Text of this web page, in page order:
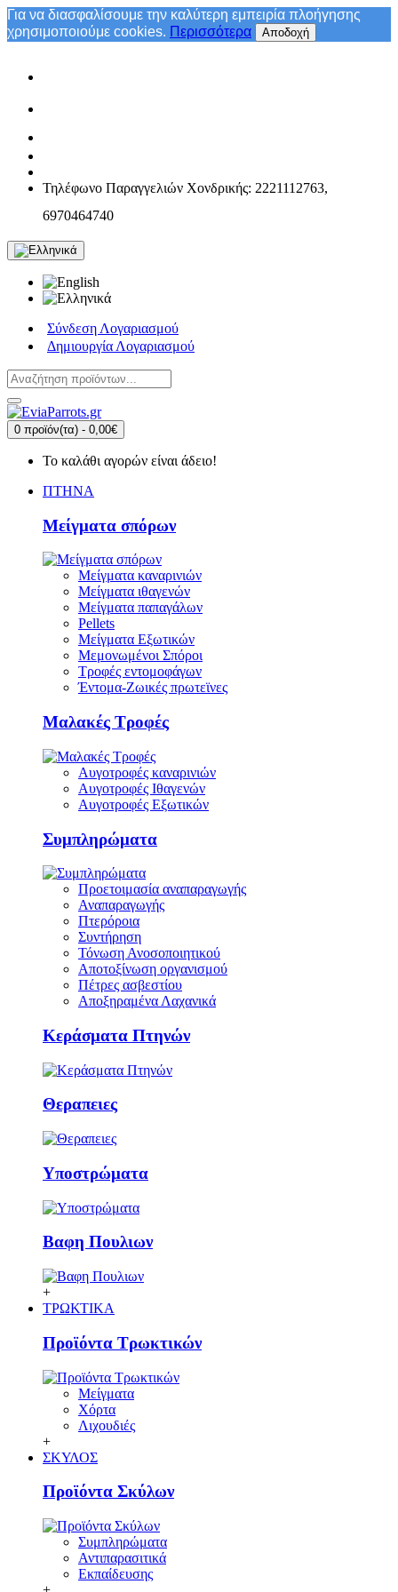
Για να διασφαλίσουμε την καλύτερη εμπειρία πλοήγησης
χρησιμοποιούμε cookies. Περισσότερα Αποδοχή
Τηλέφωνο Παραγγελιών Χονδρικής: 2221112763,
6970464740
Σύνδεση Λογαριασμού
Δημιουργία Λογαριασμού
0 προϊόν(τα) - 0,00€
Το καλάθι αγορών είναι άδειο!
ΠΤΗΝΑ
Μείγματα σπόρων
Μείγματα καναρινιών
Μείγματα ιθαγενών
Μείγματα παπαγάλων
Pellets
Μείγματα Εξωτικών
Μεμονωμένοι Σπόροι
Τροφές εντομοφάγων
Έντομα-Ζωικές πρωτεϊνες
Μαλακές Τροφές
Αυγοτροφές καναρινιών
Αυγοτροφές Ιθαγενών
Αυγοτροφές Εξωτικών
Συμπληρώματα
Προετοιμασία αναπαραγωγής
Αναπαραγωγής
Πτερόροια
Συντήρηση
Τόνωση Ανοσοποιητικού
Αποτοξίνωση οργανισμού
Πέτρες ασβεστίου
Αποξηραμένα Λαχανικά
Κεράσματα Πτηνών
Θεραπειες
Υποστρώματα
Βαφη Πουλιων
+
ΤΡΩΚΤΙΚΑ
Προϊόντα Τρωκτικών
Μείγματα
Χόρτα
Λιχουδιές
+
ΣΚΥΛΟΣ
Προϊόντα Σκύλων
Συμπληρώματα
Αντιπαρασιτικά
Εκπαίδευσης